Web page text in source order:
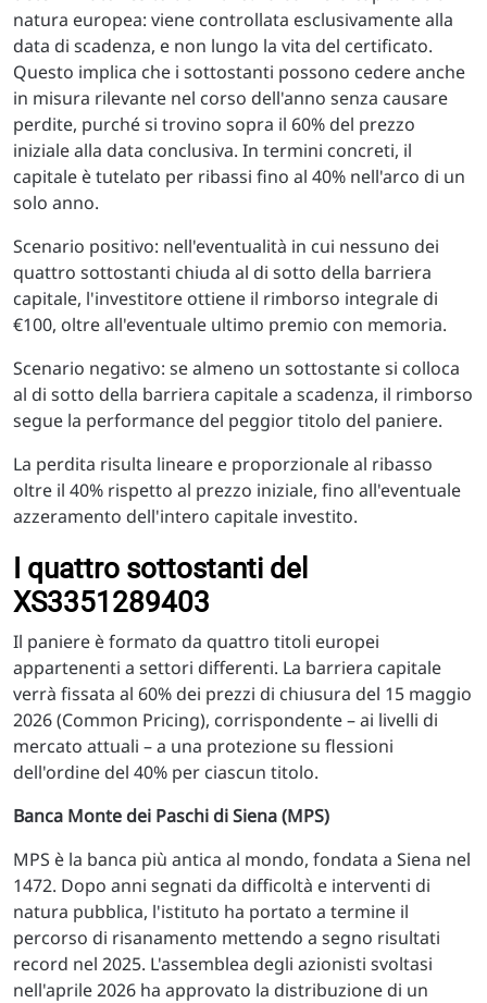
natura europea: viene controllata esclusivamente alla
data di scadenza, e non lungo la vita del certificato.
Questo implica che i sottostanti possono cedere anche
in misura rilevante nel corso dell'anno senza causare
perdite, purché si trovino sopra il 60% del prezzo
iniziale alla data conclusiva. In termini concreti, il
capitale è tutelato per ribassi fino al 40% nell'arco di un
solo anno.
Scenario positivo: nell'eventualità in cui nessuno dei
quattro sottostanti chiuda al di sotto della barriera
capitale, l'investitore ottiene il rimborso integrale di
€100, oltre all'eventuale ultimo premio con memoria.
Scenario negativo: se almeno un sottostante si colloca
al di sotto della barriera capitale a scadenza, il rimborso
segue la performance del peggior titolo del paniere.
La perdita risulta lineare e proporzionale al ribasso
oltre il 40% rispetto al prezzo iniziale, fino all'eventuale
azzeramento dell'intero capitale investito.
I quattro sottostanti del
XS3351289403
Il paniere è formato da quattro titoli europei
appartenenti a settori differenti. La barriera capitale
verrà fissata al 60% dei prezzi di chiusura del 15 maggio
2026 (Common Pricing), corrispondente – ai livelli di
mercato attuali – a una protezione su flessioni
dell'ordine del 40% per ciascun titolo.
Banca Monte dei Paschi di Siena (MPS)
MPS è la banca più antica al mondo, fondata a Siena nel
1472. Dopo anni segnati da difficoltà e interventi di
natura pubblica, l'istituto ha portato a termine il
percorso di risanamento mettendo a segno risultati
record nel 2025. L'assemblea degli azionisti svoltasi
nell'aprile 2026 ha approvato la distribuzione di un